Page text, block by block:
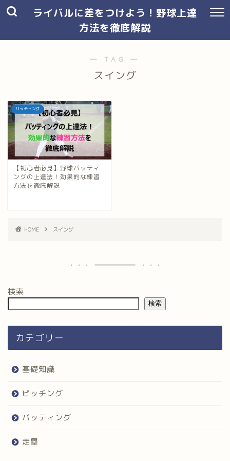
ライバルに差をつけよう！野球上達
方法を徹底解説
― TAG ―
スイング
バッティング
【初心者必見】野球バッティ
ングの上達法！効果的な練習
方法を徹底解説
HOME スイング
検索
検索
カテゴリー
基礎知識
ピッチング
バッティング
走塁